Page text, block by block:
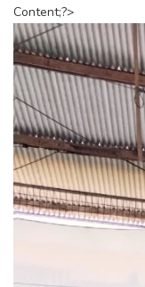
Content;?>